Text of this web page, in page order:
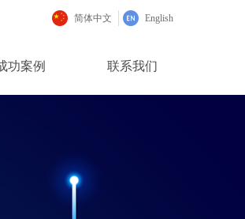
简体中文 English
功案例 联系我们